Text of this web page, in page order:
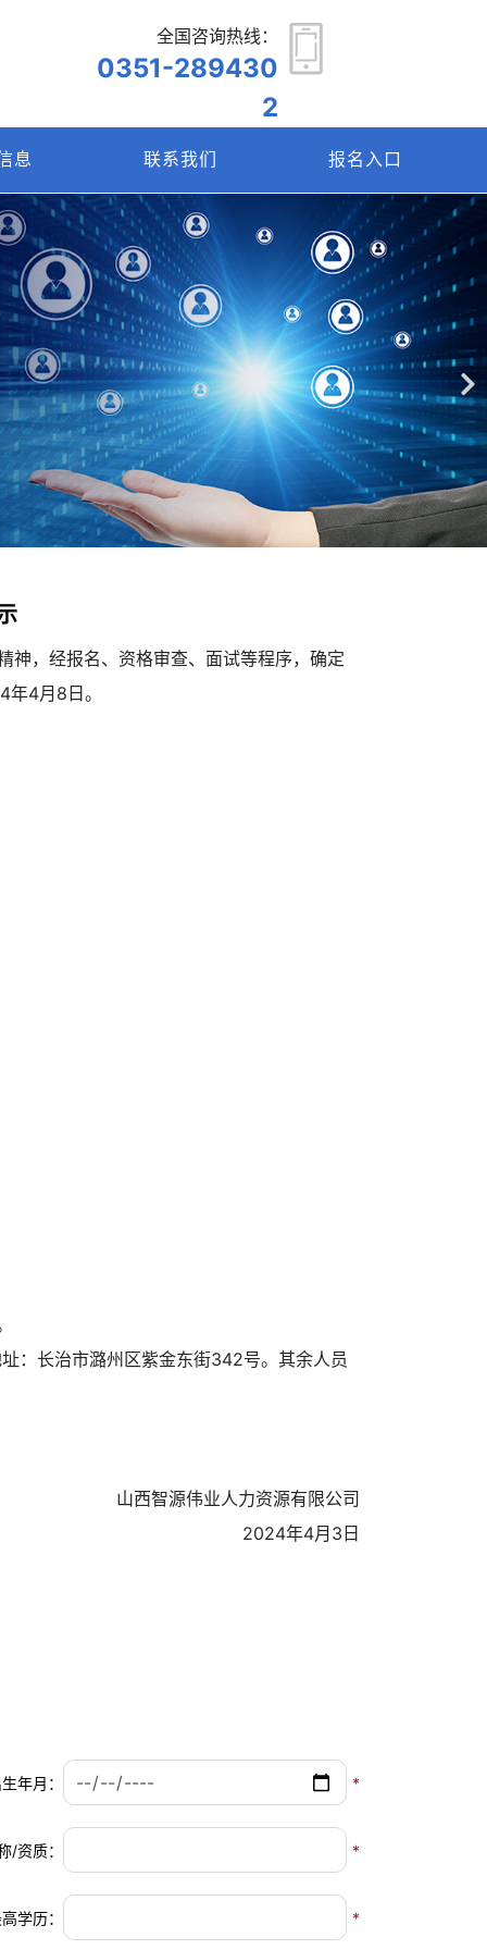
全国咨询热线：
0351-289430
2
息 联系我们 报名入口
神，经报名、资格审查、面试等程序，确定
4月8日。
：长治市潞州区紫金东街342号。其余人员
山西智源伟业人力资源有限公司
2024年4月3日
年月： *
/资质： *
学历： *